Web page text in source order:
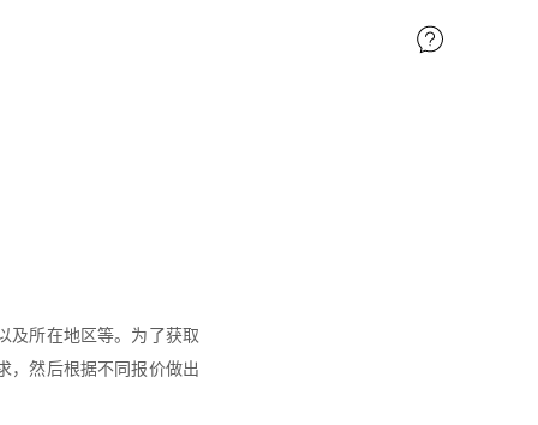
及所在地区等。为了获取
，然后根据不同报价做出